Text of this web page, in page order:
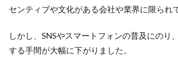
センティブや文化がある会社や業界に限られ
しかし、SNSやスマートフォンの普及にのり
する手間が大幅に下がりました。